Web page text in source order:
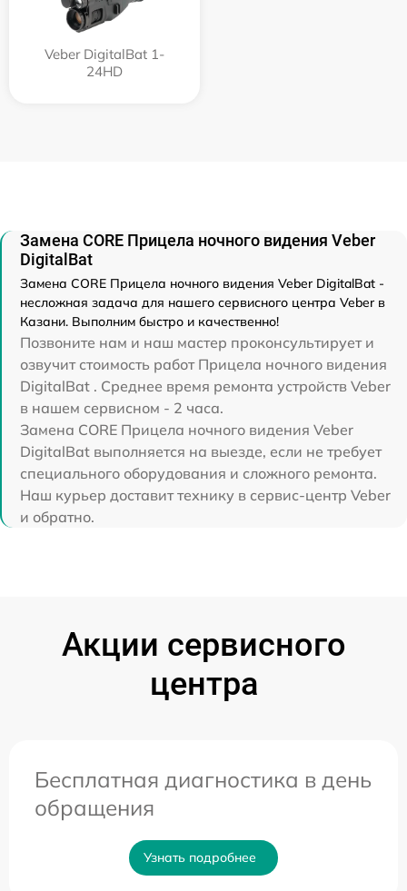
Veber DigitalBat 1-
24HD
Замена CORE Прицела ночного видения Veber
DigitalBat
Замена CORE Прицела ночного видения Veber DigitalBat -
несложная задача для нашего сервисного центра Veber в
Казани. Выполним быстро и качественно!
Позвоните нам и наш мастер проконсультирует и
озвучит стоимость работ Прицела ночного видения
DigitalBat . Среднее время ремонта устройств Veber
в нашем сервисном - 2 часа.
Замена CORE Прицела ночного видения Veber
DigitalBat выполняется на выезде, если не требует
специального оборудования и сложного ремонта.
Наш курьер доставит технику в сервис-центр Veber
и обратно.
Акции сервисного
центра
Бесплатная диагностика в день
обращения
Узнать подробнее